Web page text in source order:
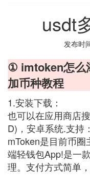
usdt
发布时
① imtoken怎么
加币种教程
1.安装下载：
也可以在应用商店
D)，安卓系统.支持
mToken是目前币
端轻钱包App!是一
理。支付方式简单